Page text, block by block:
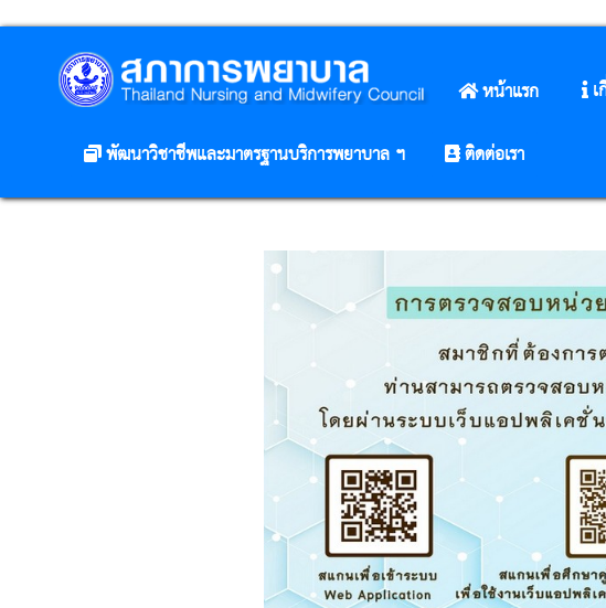
หน้าแรก
พัฒนาวิชาชีพและมาตรฐานบริการพยาบาล ฯ
ติดต่อเรา